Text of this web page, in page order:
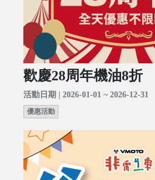
歡慶28周年機油8折
活動日期 | 2026-01-01 ~ 2026-12-31
優惠活動